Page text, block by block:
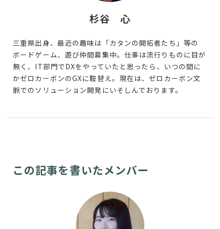
杉谷 心
三重県出身、最近の趣味は「カタンの開拓者たち」等の
ボードゲーム、遊び仲間募集中。仕事は流行りものに目が
無く、IT部門でDXをやっていたと思ったら、いつの間に
かゼロカーボンのGXに鞍替え。現在は、ゼロカーボン文
脈でのソリューション開発にいそしんでおります。
この記事を書いたメンバー